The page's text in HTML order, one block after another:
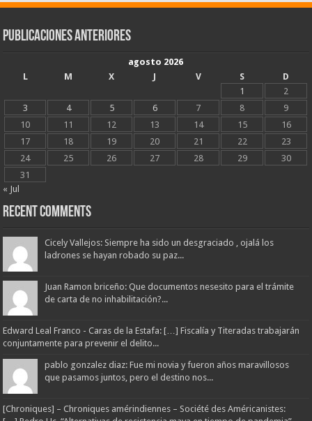
Publicaciones Anteriores
agosto 2026
L
M X J V S
D
1
2
3
4 5 6 7 8
9
10
11 12 13 14 15
16
17
18 19 20 21 22
23
24
25 26 27 28 29
30
31
« Jul
Recent Comments
Cicely Vallejos: Siempre ha sido un desgraciado , ojalá los
ladrones se hayan robado su paz...
Juan Ramon briceño: Que documentos nesesito para el trámite
de carta de no inhabilitación?...
Edward Leal Franco - Caras de la Estafa: […] Fiscalía y Titeradas trabajarán
conjuntamente para prevenir el delito...
pablo gonzalez diaz: Fue mi novia y fueron años maravillosos
que pasamos juntos, pero el destino nos...
[Chroniques] – Chroniques amérindiennes – Société des Américanistes: